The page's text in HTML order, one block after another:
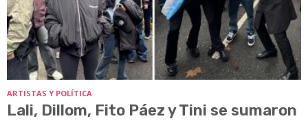
ARTISTAS Y POLÍTICA
Lali, Dillom, Fito Páez y Tini se sumaron